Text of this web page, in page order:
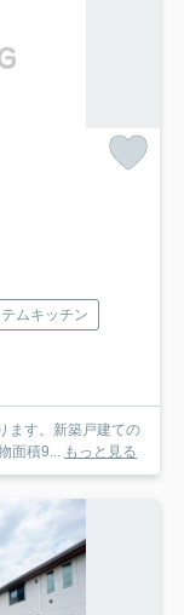
ムキッチン
ます。新築戸建ての
面積9... もっと見る